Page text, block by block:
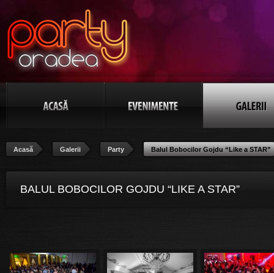
Acasă Galerii Party Balul Bobocilor Gojdu “Like a STAR”
BALUL BOBOCILOR GOJDU “LIKE A STAR”